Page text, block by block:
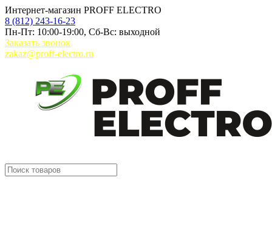
Интернет-магазин PROFF ELECTRO
8 (812) 243-16-23
Пн-Пт: 10:00-19:00, Сб-Вс: выходной
Заказать звонок
zakaz@proff-electro.ru